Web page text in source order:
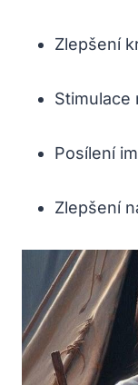
Zlepšení
Stimulace
Posílení
Zlepšení